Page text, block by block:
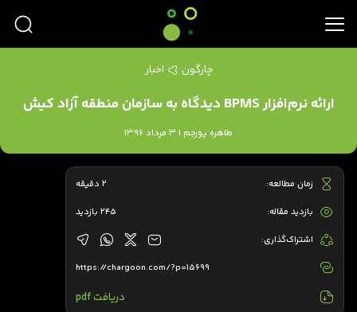
چارگون اخبار
ارائه نرم‌افزار BPMS دیدگاه به سازمان منطقه آزاد کیش
طاهره پورجم | 3 مرداد 1396
زمان مطالعه: 2 دقیقه
بازدید مقاله: 245 بازدید
اشتراک‌گذاری:
https://chargoon.com/?p=15699
دریافت pdf